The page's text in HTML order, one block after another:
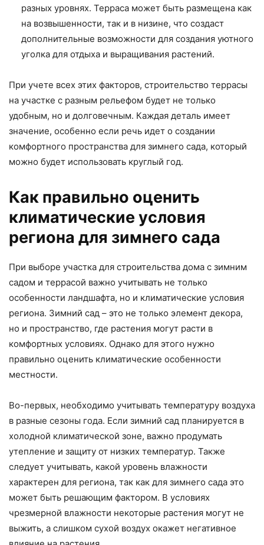
разных уровнях. Терраса может быть размещена как
на возвышенности, так и в низине, что создаст
дополнительные возможности для создания уютного
уголка для отдыха и выращивания растений.
При учете всех этих факторов, строительство террасы
на участке с разным рельефом будет не только
удобным, но и долговечным. Каждая деталь имеет
значение, особенно если речь идет о создании
комфортного пространства для зимнего сада, который
можно будет использовать круглый год.
Как правильно оценить
климатические условия
региона для зимнего сада
При выборе участка для строительства дома с зимним
садом и террасой важно учитывать не только
особенности ландшафта, но и климатические условия
региона. Зимний сад – это не только элемент декора,
но и пространство, где растения могут расти в
комфортных условиях. Однако для этого нужно
правильно оценить климатические особенности
местности.
Во-первых, необходимо учитывать температуру воздуха
в разные сезоны года. Если зимний сад планируется в
холодной климатической зоне, важно продумать
утепление и защиту от низких температур. Также
следует учитывать, какой уровень влажности
характерен для региона, так как для зимнего сада это
может быть решающим фактором. В условиях
чрезмерной влажности некоторые растения могут не
выжить, а слишком сухой воздух окажет негативное